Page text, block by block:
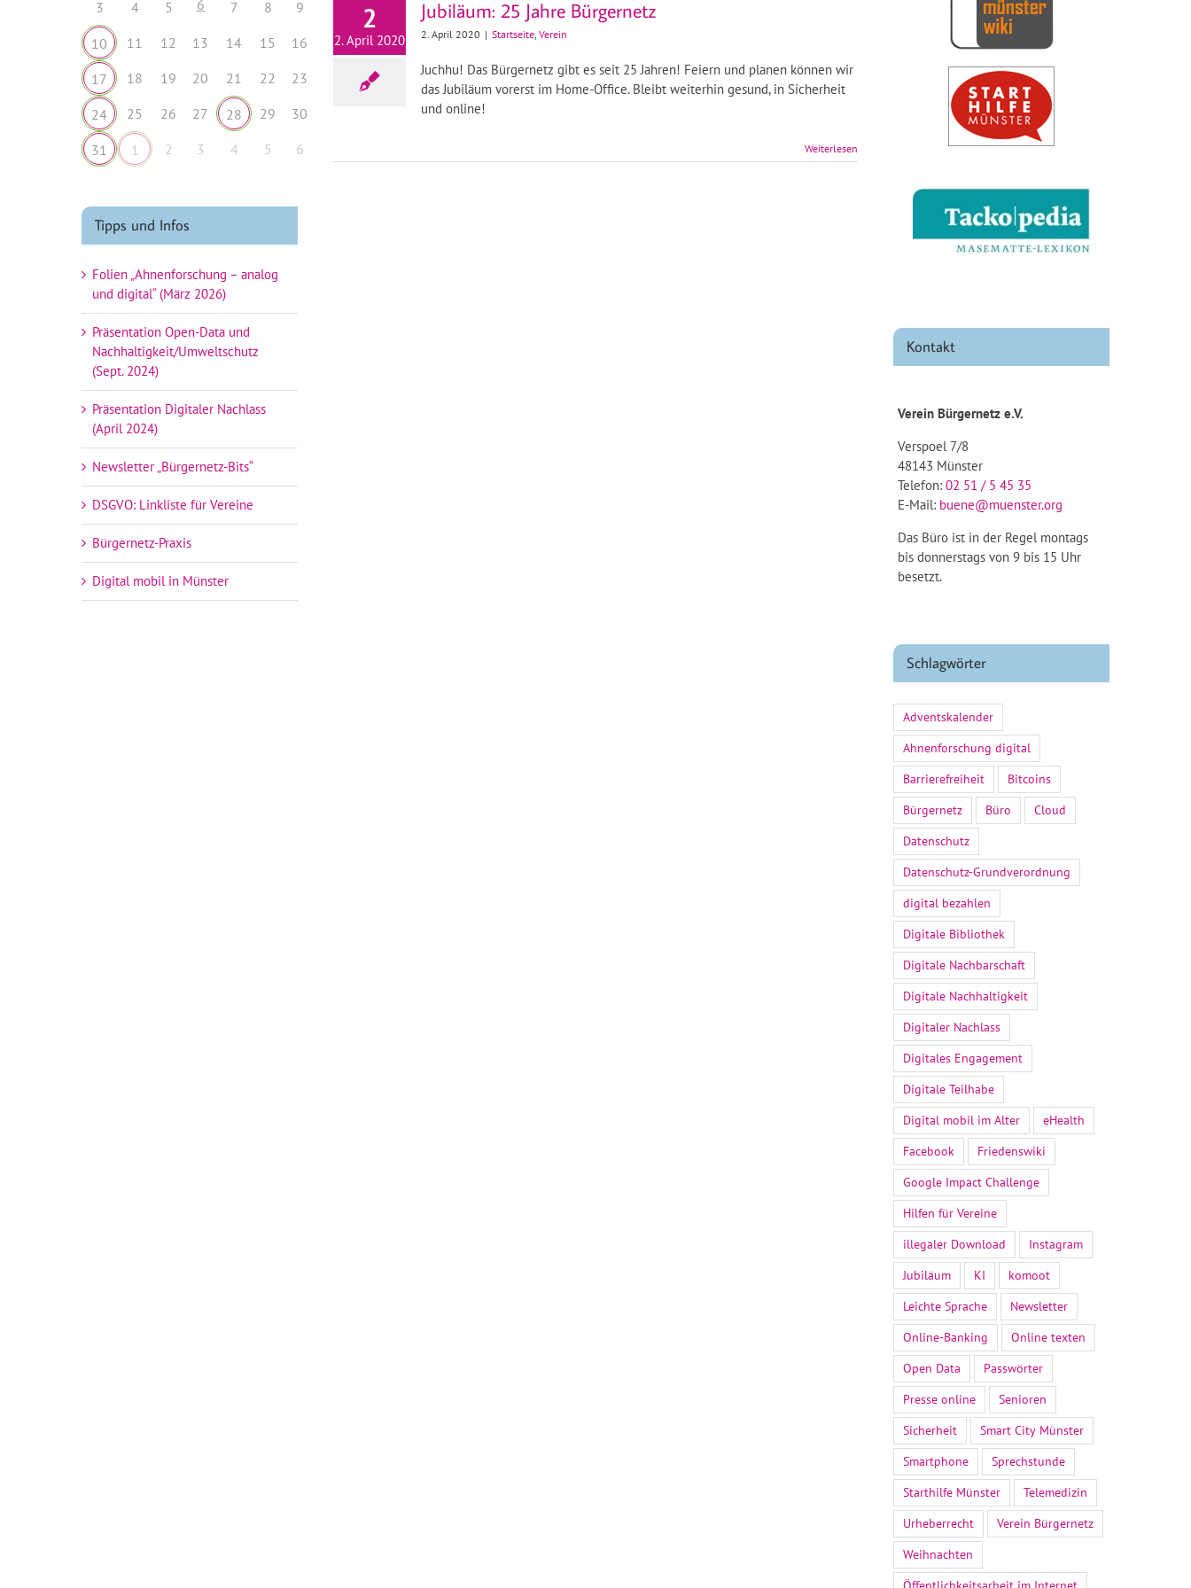
2
2. April 2020
Jubiläum: 25 Jahre Bürgernetz
2. April 2020 | Startseite, Verein
Juchhu! Das Bürgernetz gibt es seit 25 Jahren! Feiern und planen können wir
das Jubiläum vorerst im Home-Office. Bleibt weiterhin gesund, in Sicherheit
und online!
Weiterlesen
3
4 5 6 7 8 9
10 11 12 13 14 15 16
17 18 19 20 21 22 23
24 25 26 27 28 29 30
31 1 2 3 4 5 6
Tipps und Infos
Folien „Ahnenforschung – analog
und digital“ (März 2026)
Präsentation Open-Data und
Nachhaltigkeit/Umweltschutz
(Sept. 2024)
Präsentation Digitaler Nachlass
(April 2024)
Newsletter „Bürgernetz-Bits“
DSGVO: Linkliste für Vereine
Bürgernetz-Praxis
Digital mobil in Münster
Kontakt
Verein Bürgernetz e.V.
Verspoel 7/8
48143 Münster
Telefon:02 51 / 5 45 35
E-Mail: buene@muenster.org
Das Büro ist in der Regel montags
bis donnerstags von 9 bis 15 Uhr
besetzt.
Schlagwörter
Adventskalender
Ahnenforschung digital
Barrierefreiheit
Bitcoins
Bürgernetz
Büro
Cloud
Datenschutz
Datenschutz-Grundverordnung
digital bezahlen
Digitale Bibliothek
Digitale Nachbarschaft
Digitale Nachhaltigkeit
Digitaler Nachlass
Digitales Engagement
Digitale Teilhabe
Digital mobil im Alter
eHealth
Facebook
Friedenswiki
Google Impact Challenge
Hilfen für Vereine
illegaler Download
Instagram
Jubiläum
KI
komoot
Leichte Sprache
Newsletter
Online-Banking
Online texten
Open Data
Passwörter
Presse online
Senioren
Sicherheit
Smart City Münster
Smartphone
Sprechstunde
Starthilfe Münster
Telemedizin
Urheberrecht
Verein Bürgernetz
Weihnachten